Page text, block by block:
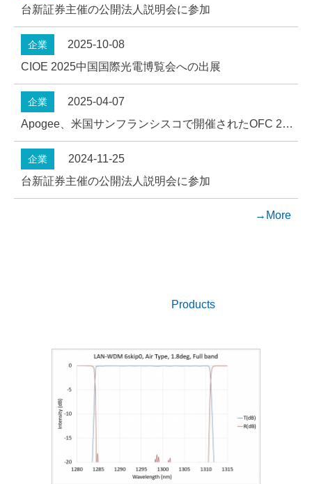
台新証券主催の公開法人説明会に参加
2025-10-08
企業
CIOE 2025中国国際光電博覧会への出展
2025-04-07
企業
Apogee、米国サンフランシスコで開催されたOFC 2025に出展
2024-11-25
企業
台新証券主催の公開法人説明会に参加
→More
Products